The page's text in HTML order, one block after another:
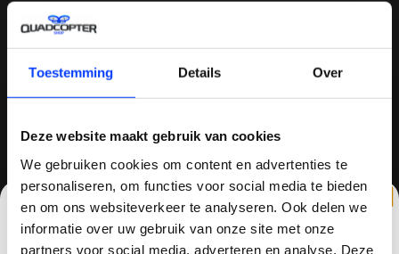
Toestemming Details Over
Deze website maakt gebruik van cookies
We gebruiken cookies om content en advertenties te
personaliseren, om functies voor social media te bieden
en om ons websiteverkeer te analyseren. Ook delen we
informatie over uw gebruik van onze site met onze
partners voor social media, adverteren en analyse. Deze
QUADCOPTER-SHOP.NL
Sinds 2014 is quadcopter-shop een bekende
speler op het gebied van drones, quadcopters,